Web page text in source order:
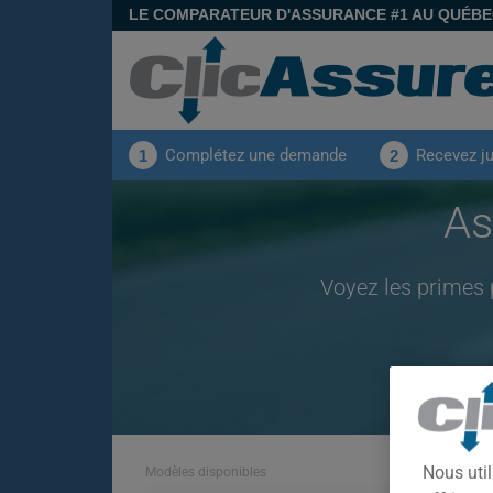
LE COMPARATEUR D'ASSURANCE #1 AU
1 Complétez une demande 2 Recevez
Voyez les primes
Modèles disponibles
Nous